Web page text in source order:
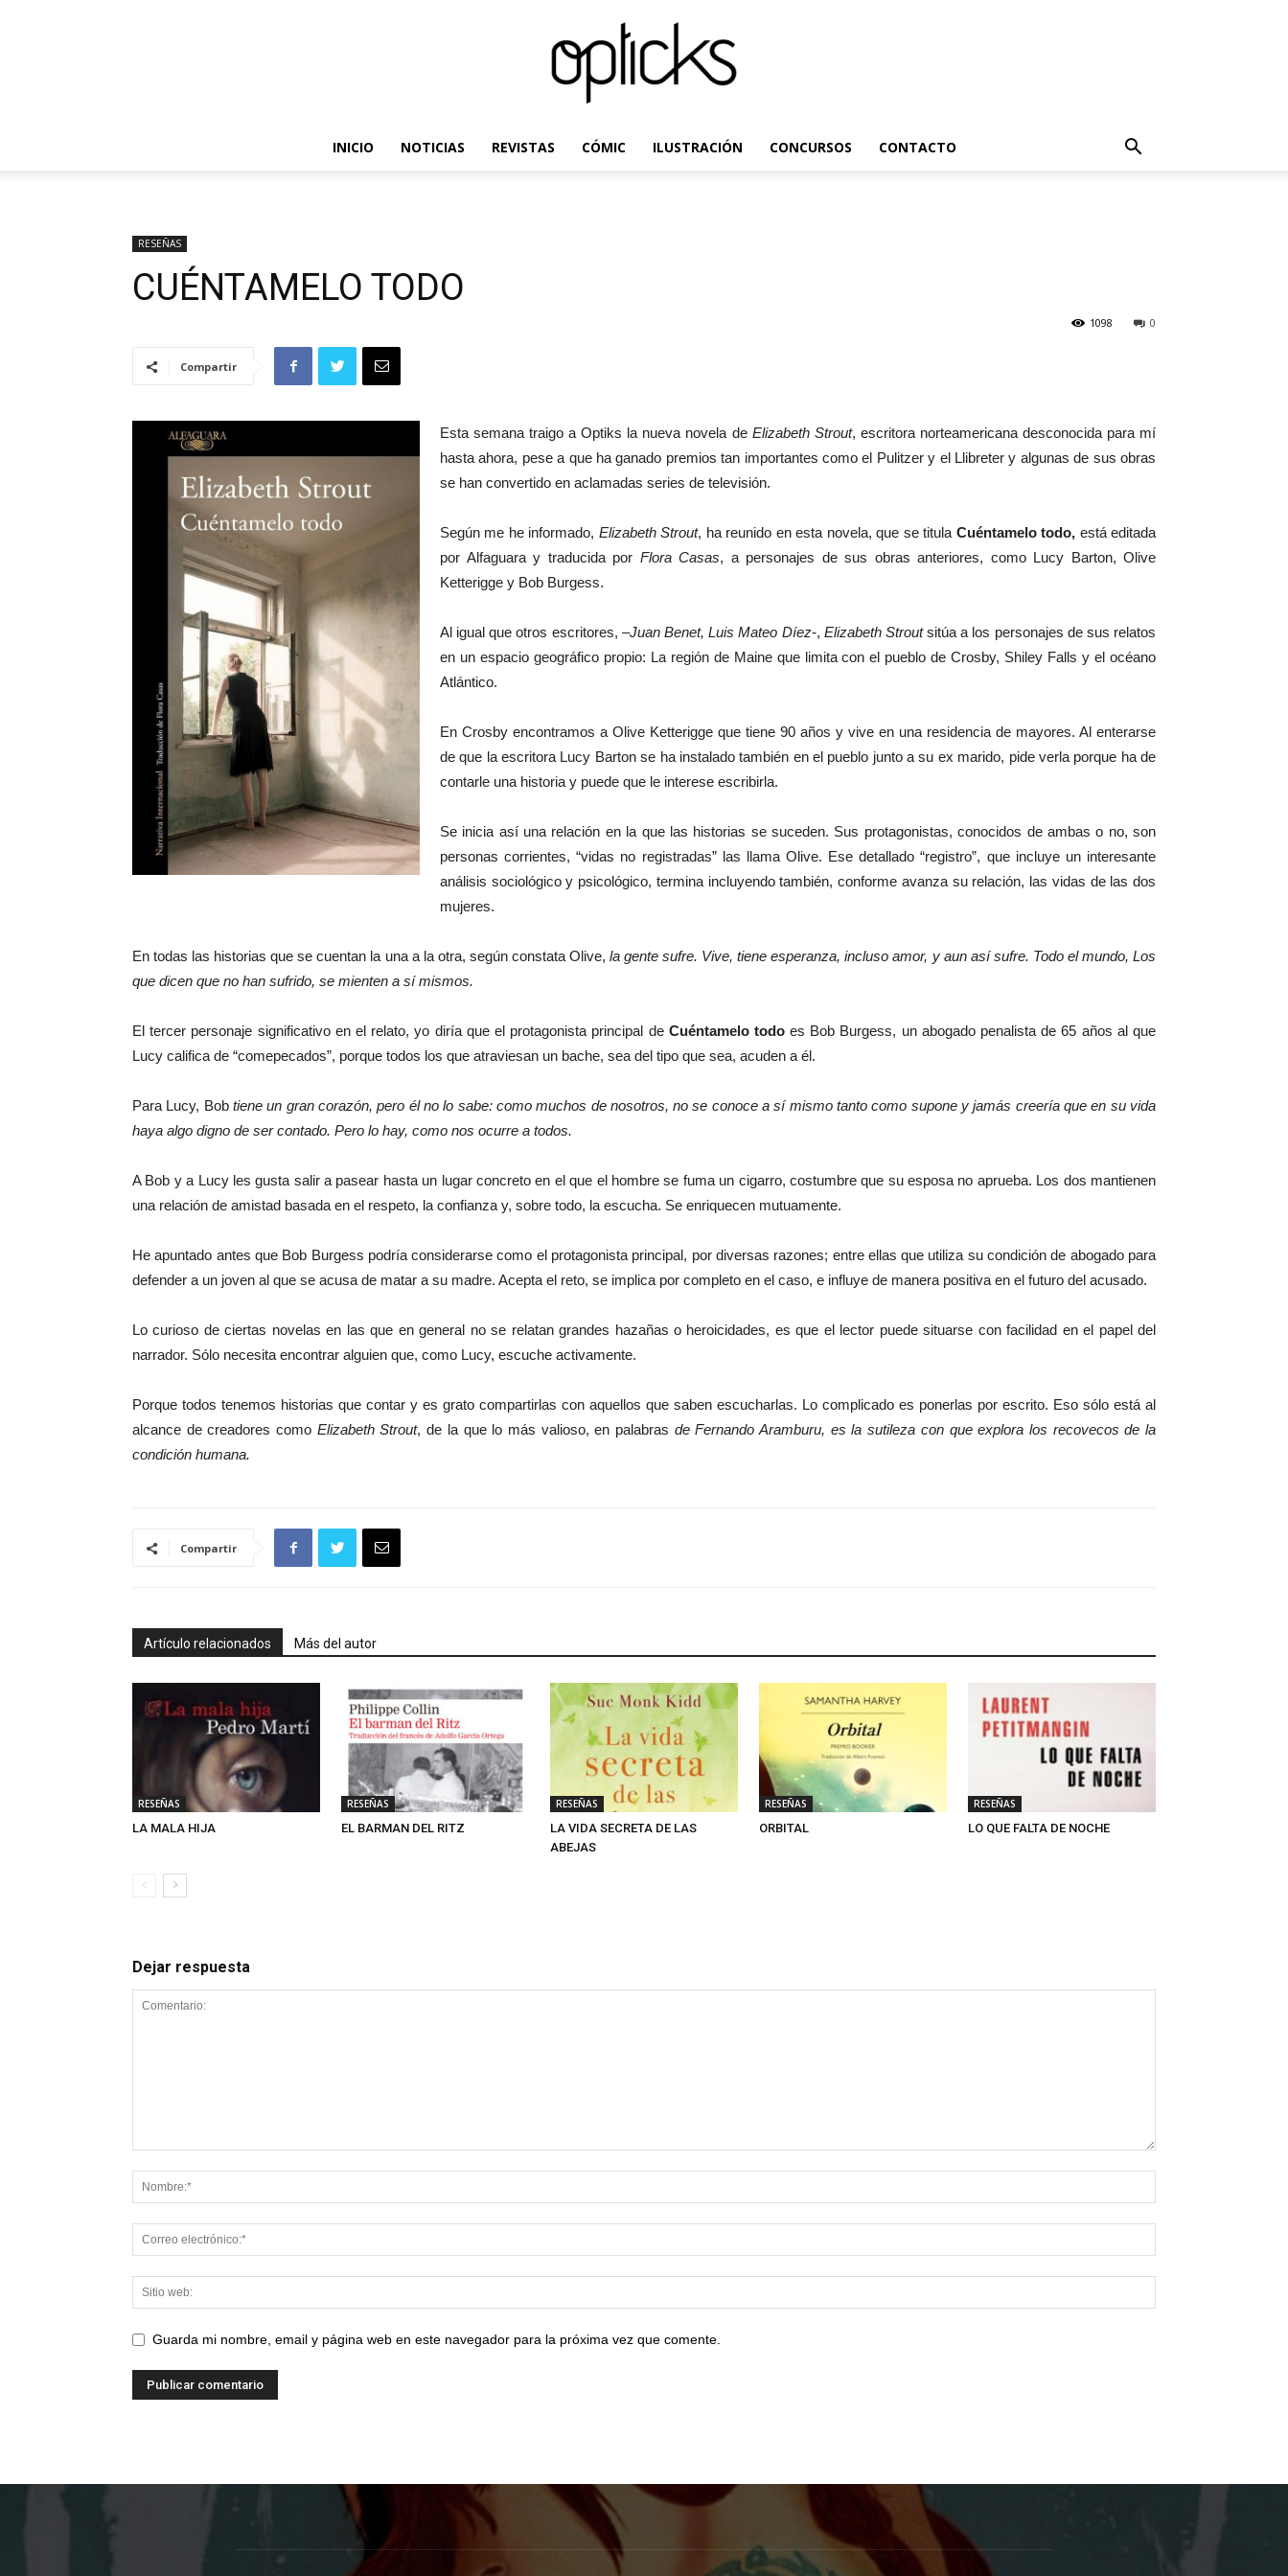
INICIO NOTICIAS REVISTAS CÓMIC ILUSTRACIÓN CONCURSOS CONTACTO
RESEÑAS
CUÉNTAMELO TODO
0
1098
Compartir
Esta semana traigo a Optiks la nueva novela de Elizabeth Strout, escritora norteamericana desconocida para mí
hasta ahora, pese a que ha ganado premios tan importantes como el Pulitzer y el Llibreter y algunas de sus obras
se han convertido en aclamadas series de televisión.
Según me he informado, Elizabeth Strout, ha reunido en esta novela, que se titula Cuéntamelo todo, está editada
por Alfaguara y traducida por Flora Casas, a personajes de sus obras anteriores, como Lucy Barton, Olive
Ketterigge y Bob Burgess.
Al igual que otros escritores, –Juan Benet, Luis Mateo Díez-, Elizabeth Stroutsitúa a los personajes de sus relatos
en un espacio geográfico propio: La región de Maine que limita con el pueblo de Crosby, Shiley Falls y el océano
Atlántico.
En Crosby encontramos a Olive Ketterigge que tiene 90 años y vive en una residencia de mayores. Al enterarse
de que la escritora Lucy Barton se ha instalado también en el pueblo junto a su ex marido, pide verla porque ha de
contarle una historia y puede que le interese escribirla.
Se inicia así una relación en la que las historias se suceden. Sus protagonistas, conocidos de ambas o no, son
personas corrientes, “vidas no registradas” las llama Olive. Ese detallado “registro”, que incluye un interesante
análisis sociológico y psicológico, termina incluyendo también, conforme avanza su relación, las vidas de las dos
mujeres.
En todas las historias que se cuentan la una a la otra, según constata Olive, la gente sufre. Vive, tiene esperanza, incluso amor, y aun así sufre. Todo el mundo, Los
que dicen que no han sufrido, se mienten a sí mismos.
El tercer personaje significativo en el relato, yo diría que el protagonista principal de Cuéntamelo todoes Bob Burgess, un abogado penalista de 65 años al que
Lucy califica de “comepecados”, porque todos los que atraviesan un bache, sea del tipo que sea, acuden a él.
Para Lucy, Bob tiene un gran corazón, pero él no lo sabe: como muchos de nosotros, no se conoce a sí mismo tanto como supone y jamás creería que en su vida
haya algo digno de ser contado. Pero lo hay, como nos ocurre a todos.
A Bob y a Lucy les gusta salir a pasear hasta un lugar concreto en el que el hombre se fuma un cigarro, costumbre que su esposa no aprueba. Los dos mantienen
una relación de amistad basada en el respeto, la confianza y, sobre todo, la escucha. Se enriquecen mutuamente.
He apuntado antes que Bob Burgess podría considerarse como el protagonista principal, por diversas razones; entre ellas que utiliza su condición de abogado para
defender a un joven al que se acusa de matar a su madre. Acepta el reto, se implica por completo en el caso, e influye de manera positiva en el futuro del acusado.
Lo curioso de ciertas novelas en las que en general no se relatan grandes hazañas o heroicidades, es que el lector puede situarse con facilidad en el papel del
narrador. Sólo necesita encontrar alguien que, como Lucy, escuche activamente.
Porque todos tenemos historias que contar y es grato compartirlas con aquellos que saben escucharlas. Lo complicado es ponerlas por escrito. Eso sólo está al
alcance de creadores como Elizabeth Strout, de la que lo más valioso, en palabras de Fernando Aramburu, es la sutileza con que explora los recovecos de la
condición humana.
Compartir
Artículo relacionados Más del autor
RESEÑAS
LA MALA HIJA
RESEÑAS
EL BARMAN DEL RITZ
RESEÑAS
LA VIDA SECRETA DE LAS
ABEJAS
RESEÑAS
ORBITAL
RESEÑAS
LO QUE FALTA DE NOCHE
Dejar respuesta
Guarda mi nombre, email y página web en este navegador para la próxima vez que comente.